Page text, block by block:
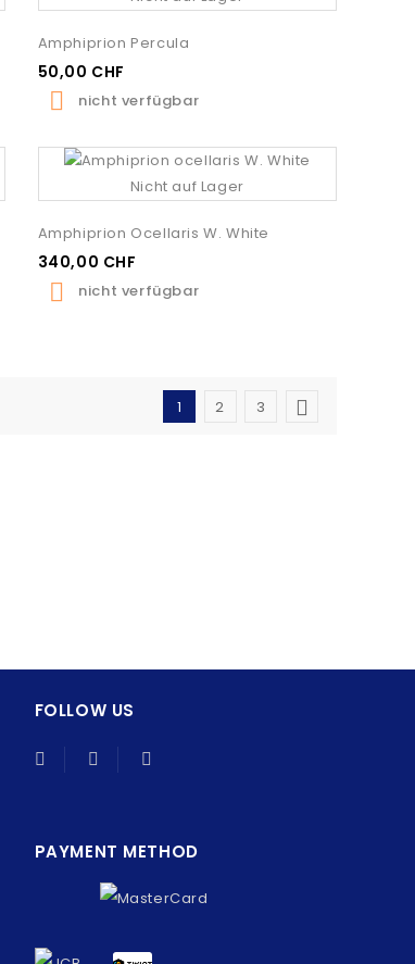
Amphiprion Percula
50,00 CHF
 nicht verfügbar
Nicht auf Lager
Amphiprion Ocellaris W. White
340,00 CHF
 nicht verfügbar
1 2 3 
FOLLOW US
PAYMENT METHOD